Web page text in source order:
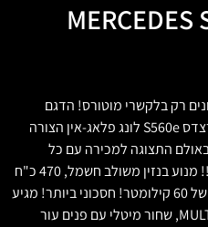
MERCEDES
רק בלקשרי מוטורס! הדגם
החדש ביותר של מרצדס סדרה S מרצדס S560e לונג פלאג-אין הצורה
אצלנו באולם התצוגה למכירה עם כל
תוספת אפשרית‼ הקונה יד ראשונה!! מנוע בנזין משולב חשמל, 470 כ"ח
סוס עם טווח נסיעה על חשמל בלבד של 60 קילומטר! חסכוני ביותר! מגיע
עם כל התוספות! פנסי MULTIBEAM LED, שחור מיטלי עם פנים עור